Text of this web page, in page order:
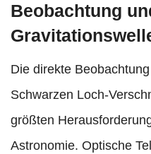
Beobachtung
Die direkte
Schwarzen Loch-
größten
Astronomie. Optische